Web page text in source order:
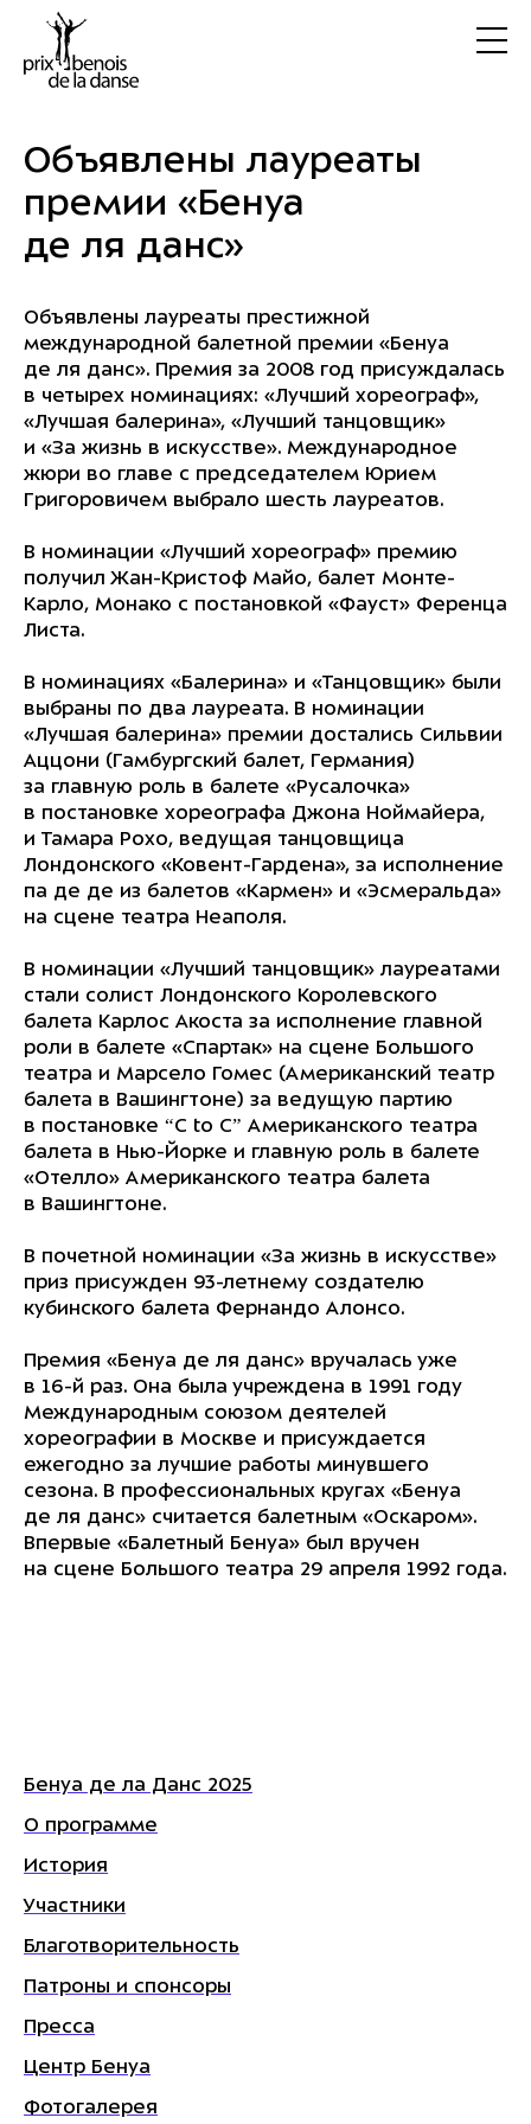
Объявлены лауреаты
премии «Бенуа
де ля данс»
Объявлены лауреаты престижной
международной балетной премии «Бенуа
де ля данс». Премия за 2008 год присуждалась
в четырех номинациях: «Лучший хореограф»,
«Лучшая балерина», «Лучший танцовщик»
и «За жизнь в искусстве». Международное
жюри во главе с председателем Юрием
Григоровичем выбрало шесть лауреатов.
В номинации «Лучший хореограф» премию
получил Жан-Кристоф Майо, балет Монте-
Карло, Монако с постановкой «Фауст» Ференца
Листа.
В номинациях «Балерина» и «Танцовщик» были
выбраны по два лауреата. В номинации
«Лучшая балерина» премии достались Сильвии
Аццони (Гамбургский балет, Германия)
за главную роль в балете «Русалочка»
в постановке хореографа Джона Ноймайера,
и Тамара Рохо, ведущая танцовщица
Лондонского «Ковент-Гардена», за исполнение
па де де из балетов «Кармен» и «Эсмеральда»
на сцене театра Неаполя.
В номинации «Лучший танцовщик» лауреатами
стали солист Лондонского Королевского
балета Карлос Акоста за исполнение главной
роли в балете «Спартак» на сцене Большого
театра и Марсело Гомес (Американский театр
балета в Вашингтоне) за ведущую партию
в постановке “C to C” Американского театра
балета в Нью-Йорке и главную роль в балете
«Отелло» Американского театра балета
в Вашингтоне.
В почетной номинации «За жизнь в искусстве»
приз присужден 93-летнему создателю
кубинского балета Фернандо Алонсо.
Премия «Бенуа де ля данс» вручалась уже
в 16-й раз. Она была учреждена в 1991 году
Международным союзом деятелей
хореографии в Москве и присуждается
ежегодно за лучшие работы минувшего
сезона. В профессиональных кругах «Бенуа
де ля данс» считается балетным «Оскаром».
Впервые «Балетный Бенуа» был вручен
на сцене Большого театра 29 апреля 1992 года.
Бенуа де ла Данс 2025
О программе
История
Участники
Благотворительность
Патроны и спонсоры
Пресса
Центр Бенуа
Фотогалерея